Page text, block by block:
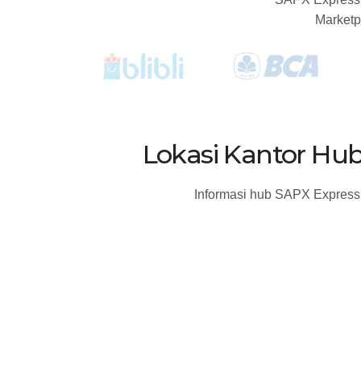
Lokasi Kantor
Informasi hub SAPX